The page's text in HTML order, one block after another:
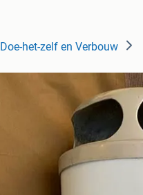
Doe-het-zelf en Verbouw